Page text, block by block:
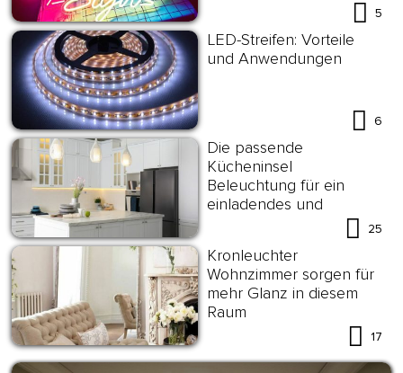
5
LED-Streifen: Vorteile
und Anwendungen
6
Die passende
Kücheninsel
Beleuchtung für ein
einladendes und
funktionales Ambiente
25
Kronleuchter
Wohnzimmer sorgen für
mehr Glanz in diesem
Raum
17